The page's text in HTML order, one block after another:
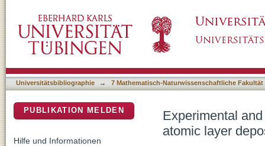
in high aspect ratio 3D structures
Universitätsbibliographie → 7 Mathematisch-Naturwissenschaftliche Fakultät
Experimental
atomic layer
PUBLIKATION MELDEN
Hilfe und Informationen